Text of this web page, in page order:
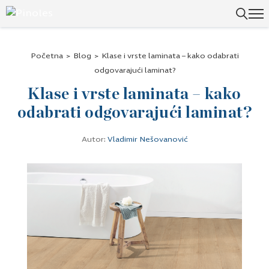
Početna > Blog > Klase i vrste laminata – kako odabrati
odgovarajući laminat?
Klase i vrste laminata – kako
odabrati odgovarajući laminat?
Autor: Vladimir Nešovanović